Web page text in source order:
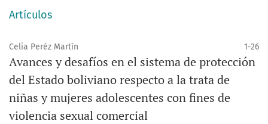
Artículos
Celia Peréz Martín 1-26
Avances y desafíos en el sistema de protección
del Estado boliviano respecto a la trata de
niñas y mujeres adolescentes con fines de
violencia sexual comercial